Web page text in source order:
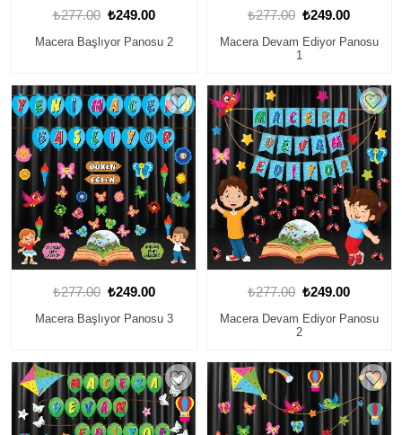
₺277.00 ₺249.00
Macera Başlıyor Panosu 2
₺277.00 ₺249.00
Macera Devam Ediyor Panosu
1
₺277.00 ₺249.00
Macera Başlıyor Panosu 3
₺277.00 ₺249.00
Macera Devam Ediyor Panosu
2